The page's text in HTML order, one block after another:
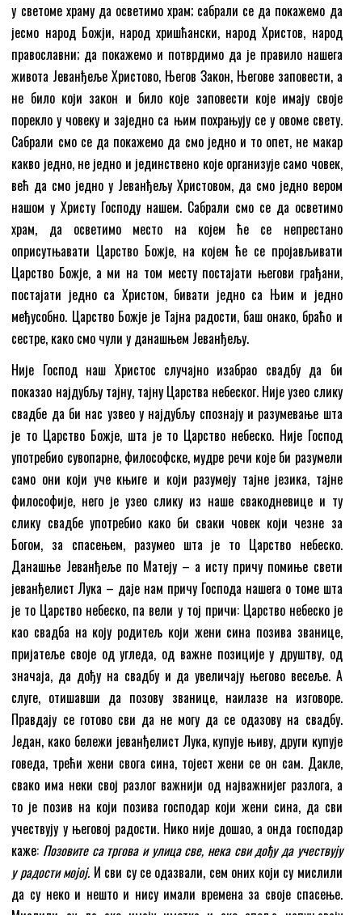
у светоме храму да осветимо храм; сабрали се да покажемо да
јесмо народ Божји, народ хришћански, народ Христов, народ
православни; да покажемо и потврдимо да је правило нашега
живота Јеванђеље Христово, Његов Закон, Његове заповести, а
не било који закон и било које заповести које имају своје
порекло у човеку и заједно са њим похрањују се у овоме свету.
Сабрали смо се да покажемо да смо једно и то опет, не макар
какво једно, не једно и јединствено које организује само човек,
већ да смо једно у Јеванђељу Христовом, да смо једно вером
нашом у Христу Господу нашем. Сабрали смо се да осветимо
храм, да осветимо место на којем ће се непрестано
оприсутњавати Царство Божје, на којем ће се пројављивати
Царство Божје, а ми на том месту постајати његови грађани,
постајати једно са Христом, бивати једно са Њим и једно
међусобно. Царство Божје је Тајна радости, баш онако, браћо и
сестре, како смо чули у данашњем Јеванђељу.
Није Господ наш Христос случајно изабрао свадбу да би
показао најдубљу тајну, тајну Царства небеског. Није узео слику
свадбе да би нас узвео у најдубљу спознају и разумевање шта
је то Царство Божје, шта је то Царство небеско. Није Господ
употребио сувопарне, философске, мудре речи које би разумели
само они који уче књиге и који разумеју тајне језика, тајне
философије, него је узео слику из наше свакодневице и ту
слику свадбе употребио како би сваки човек који чезне за
Богом, за спасењем, разумео шта је то Царство небеско.
Данашње Јеванђеље по Матеју – а исту причу помиње свети
јеванђелист Лука – даје нам причу Господа нашега о томе шта
је то Царство небеско, па вели у тој причи: Царство небеско је
као свадба на коју родитељ који жени сина позива званице,
пријатеље своје од угледа, од важне позиције у друштву, од
значаја, да дођу на свадбу и да увеличају његово весеље. А
слуге, отишавши да позову званице, наилазе на изговоре.
Правдају се готово сви да не могу да се одазову на свадбу.
Један, како бележи јеванђелист Лука, купује њиву, други купује
говеда, трећи жени свога сина, тојест жени се он сам. Дакле,
свако има неки свој разлог важнији од најважнијег разлога, а
то је позив на који позива господар који жени сина, да сви
учествују у његовој радости. Нико није дошао, а онда господар
каже: Позовите са тргова и улица све, нека сви дођу да учествују
у радости мојој. И сви су се одазвали, сем оних који су мислили
да су неко и нешто и нису имали времена за своје спасење.